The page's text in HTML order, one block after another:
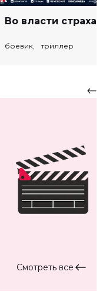
боевик, триллер
Смотреть все